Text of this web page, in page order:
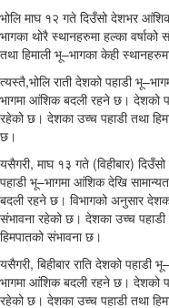
भोलि माघ १२ गते दिउँसो देशभर
भागका थोरै स्थानहरुमा हल्का
तथा हिमाली भू–भागका केही
त्यस्तै,भोलि राती देशको पहाडी
भागमा आंशिक बदली रहने छ। देशको
रहेको छ। देशका उच्च पहाडी तथा
छ।
यसैगरी, माघ १३ गते (विहीबार)
पहाडी भू–भागमा आंशिक देखि
बदली रहने छ। विभागको अनुसार
संभावना रहेको छ। देशका उच्च पहाडी
हिमपातको संभावना छ।
यसैगरी, बिहीबार राति देशको पहाडी
भागमा आंशिक बदली रहने छ। देशको
रहेको छ। देशका उच्च पहाडी तथा